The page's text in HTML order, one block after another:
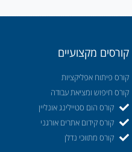
קורסים מקצועיים
קורס פיתוח אפליקציות
קורס חיפוש ומציאת עבודה
קורס הום סטיילינג אונליין
קורס קידום אתרים אורגני
קורס מתווכי נדלן